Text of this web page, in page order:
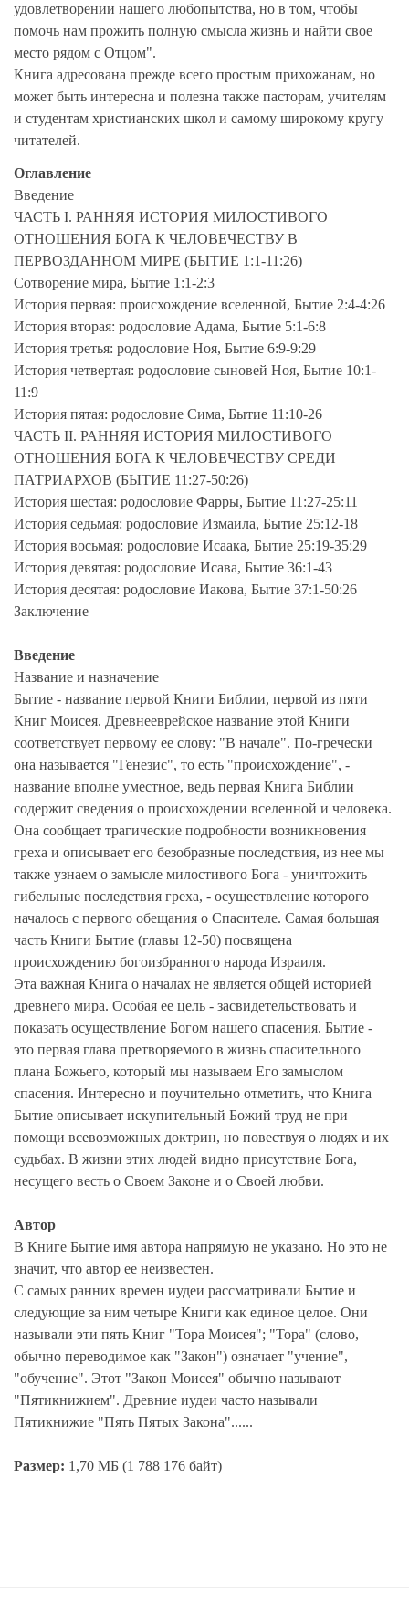
удовлетворении нашего любопытства, но в том, чтобы
помочь нам прожить полную смысла жизнь и найти свое
место рядом с Отцом".
Книга адресована прежде всего простым прихожанам, но
может быть интересна и полезна также пасторам, учителям
и студентам христианских школ и самому широкому кругу
читателей.
Оглавление
Введение
ЧАСТЬ I. РАННЯЯ ИСТОРИЯ МИЛОСТИВОГО
ОТНОШЕНИЯ БОГА К ЧЕЛОВЕЧЕСТВУ В
ПЕРВОЗДАННОМ МИРЕ (БЫТИЕ 1:1-11:26)
Сотворение мира, Бытие 1:1-2:3
История первая: происхождение вселенной, Бытие 2:4-4:26
История вторая: родословие Адама, Бытие 5:1-6:8
История третья: родословие Ноя, Бытие 6:9-9:29
История четвертая: родословие сыновей Ноя, Бытие 10:1-
11:9
История пятая: родословие Сима, Бытие 11:10-26
ЧАСТЬ II. РАННЯЯ ИСТОРИЯ МИЛОСТИВОГО
ОТНОШЕНИЯ БОГА К ЧЕЛОВЕЧЕСТВУ СРЕДИ
ПАТРИАРХОВ (БЫТИЕ 11:27-50:26)
История шестая: родословие Фарры, Бытие 11:27-25:11
История седьмая: родословие Измаила, Бытие 25:12-18
История восьмая: родословие Исаака, Бытие 25:19-35:29
История девятая: родословие Исава, Бытие 36:1-43
История десятая: родословие Иакова, Бытие 37:1-50:26
Заключение
Введение
Название и назначение
Бытие - название первой Книги Библии, первой из пяти
Книг Моисея. Древнееврейское название этой Книги
соответствует первому ее слову: "В начале". По-гречески
она называется "Генезис", то есть "происхождение", -
название вполне уместное, ведь первая Книга Библии
содержит сведения о происхождении вселенной и человека.
Она сообщает трагические подробности возникновения
греха и описывает его безобразные последствия, из нее мы
также узнаем о замысле милостивого Бога - уничтожить
гибельные последствия греха, - осуществление которого
началось с первого обещания о Спасителе. Самая большая
часть Книги Бытие (главы 12-50) посвящена
происхождению богоизбранного народа Израиля.
Эта важная Книга о началах не является общей историей
древнего мира. Особая ее цель - засвидетельствовать и
показать осуществление Богом нашего спасения. Бытие -
это первая глава претворяемого в жизнь спасительного
плана Божьего, который мы называем Его замыслом
спасения. Интересно и поучительно отметить, что Книга
Бытие описывает искупительный Божий труд не при
помощи всевозможных доктрин, но повествуя о людях и их
судьбах. В жизни этих людей видно присутствие Бога,
несущего весть о Своем Законе и о Своей любви.
Автор
В Книге Бытие имя автора напрямую не указано. Но это не
значит, что автор ее неизвестен.
С самых ранних времен иудеи рассматривали Бытие и
следующие за ним четыре Книги как единое целое. Они
называли эти пять Книг "Тора Моисея"; "Тора" (слово,
обычно переводимое как "Закон") означает "учение",
"обучение". Этот "Закон Моисея" обычно называют
"Пятикнижием". Древние иудеи часто называли
Пятикнижие "Пять Пятых Закона"......
Размер: 1,70 МБ (1 788 176 байт)